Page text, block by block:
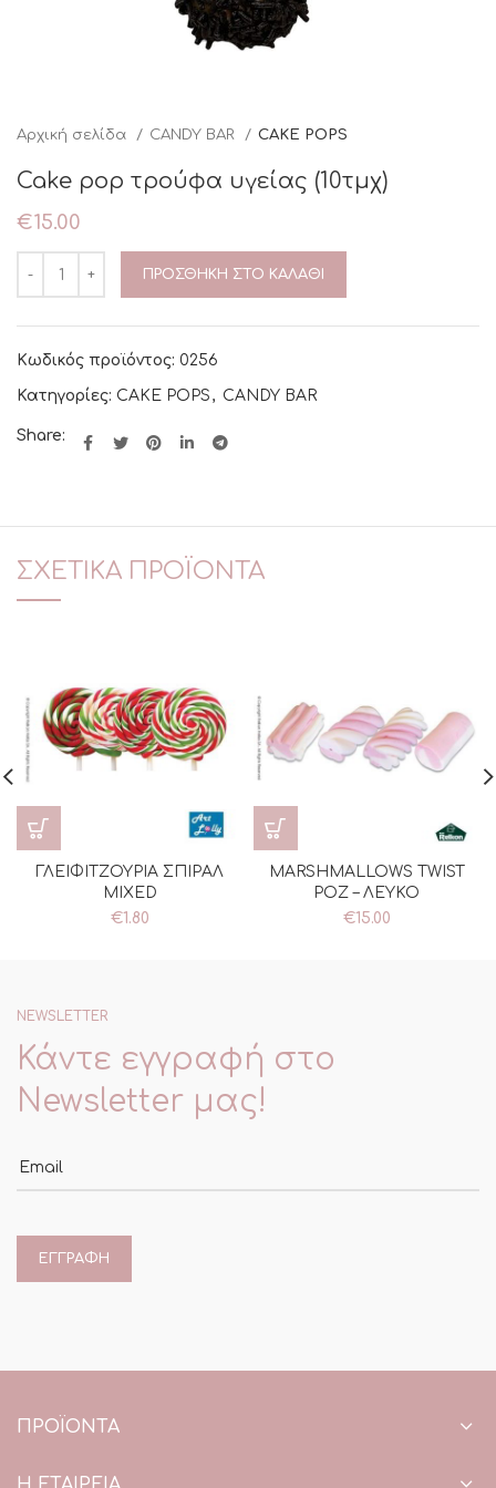
Αρχική σελίδα CANDY BAR CAKE POPS
Cake pop τρούφα υγείας (10τμχ)
€15.00
ΠΡΟΣΘΉΚΗ ΣΤΟ ΚΑΛΆΘΙ
Κωδικός προϊόντος: 0256
Κατηγορίες: CAKE POPS , CANDY BAR
Share:
ΣΧΕΤΙΚΆ ΠΡΟΪΌΝΤΑ
ΓΛΕΙΦΙΤΖΟΥΡΙΑ ΣΠΙΡΑΛ
MIXED
€1.80
MARSHMALLOWS TWIST
ΡΟΖ – ΛΕΥΚΟ
€15.00
NEWSLETTER
Κάντε εγγραφή στο
Newsletter μας!
ΠΡΟΪΌΝΤΑ